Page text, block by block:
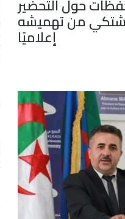
حول التحضير
من تهميشه
إعلاميًا